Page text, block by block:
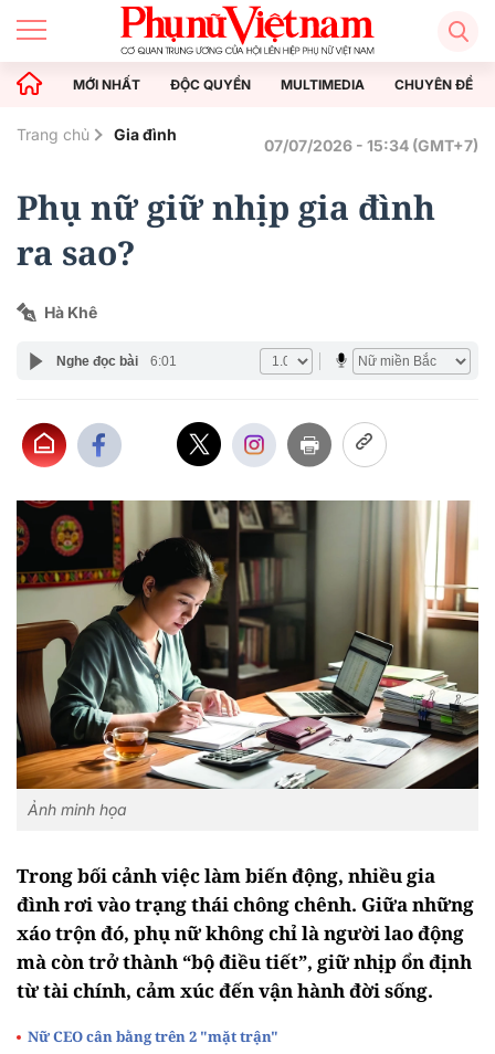
MỚI NHẤT ĐỘC QUYỀN MULTIMEDIA CHUYÊN ĐỀ
Trang chủ Gia đình
07/07/2026 - 15:34 (GMT+7)
Phụ nữ giữ nhịp gia đình
ra sao?
Hà Khê
Nghe đọc bài 6:01
Ảnh minh họa
Trong bối cảnh việc làm biến động, nhiều gia
đình rơi vào trạng thái chông chênh. Giữa những
xáo trộn đó, phụ nữ không chỉ là người lao động
mà còn trở thành “bộ điều tiết”, giữ nhịp ổn định
từ tài chính, cảm xúc đến vận hành đời sống.
Nữ CEO cân bằng trên 2 "mặt trận"